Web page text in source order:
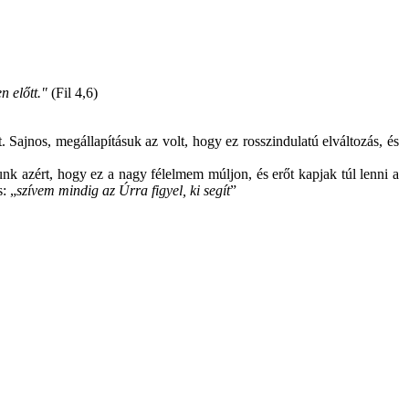
előtt." (Fil 4,6)
megállapításuk az volt, hogy ez rosszindulatú elváltozás, és
azért, hogy ez a nagy félelmem múljon, és erőt kapjak túl lenni a
„szívem mindig az Úrra figyel, ki segít”